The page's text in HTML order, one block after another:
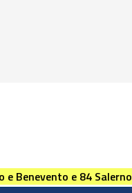
e Benevento e 84 Salerno